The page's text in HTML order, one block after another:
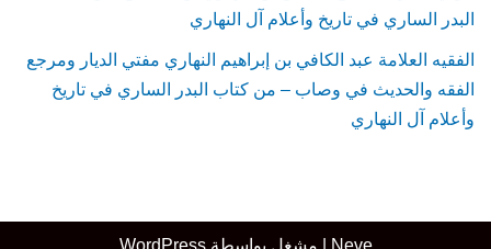
البدر الساري في تاريخ وأعلام آل النهاري
الفقيه العلامة عبد الكافي بن إبراهيم النهاري مفتي الديار ومرجع
الفقه والحديث في وصاب – من كتاب البدر الساري في تاريخ
وأعلام آل النهاري
Neve | مشغل بواسطةWordPress